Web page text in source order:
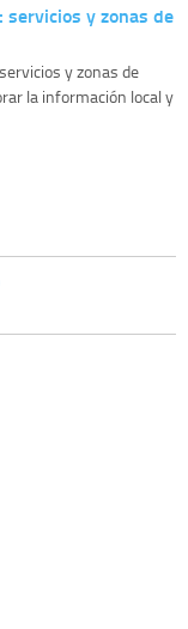
y zonas de
y zonas de
la información local y